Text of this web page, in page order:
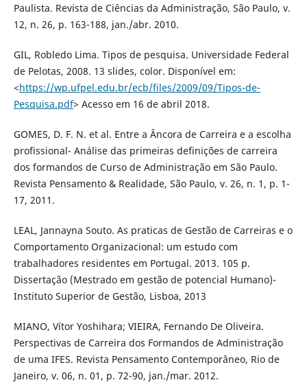
Paulista. Revista de Ciências da Administração, São Paulo, v.
12, n. 26, p. 163-188, jan./abr. 2010.
GIL, Robledo Lima. Tipos de pesquisa. Universidade Federal
de Pelotas, 2008. 13 slides, color. Disponível em:
<https://wp.ufpel.edu.br/ecb/files/2009/09/Tipos-de-
Pesquisa.pdf> Acesso em 16 de abril 2018.
GOMES, D. F. N. et al. Entre a Âncora de Carreira e a escolha
profissional- Análise das primeiras definições de carreira
dos formandos de Curso de Administração em São Paulo.
Revista Pensamento & Realidade, São Paulo, v. 26, n. 1, p. 1-
17, 2011.
LEAL, Jannayna Souto. As praticas de Gestão de Carreiras e o
Comportamento Organizacional: um estudo com
trabalhadores residentes em Portugal. 2013. 105 p.
Dissertação (Mestrado em gestão de potencial Humano)-
Instituto Superior de Gestão, Lisboa, 2013
MIANO, Vítor Yoshihara; VIEIRA, Fernando De Oliveira.
Perspectivas de Carreira dos Formandos de Administração
de uma IFES. Revista Pensamento Contemporâneo, Rio de
Janeiro, v. 06, n. 01, p. 72-90, jan./mar. 2012.